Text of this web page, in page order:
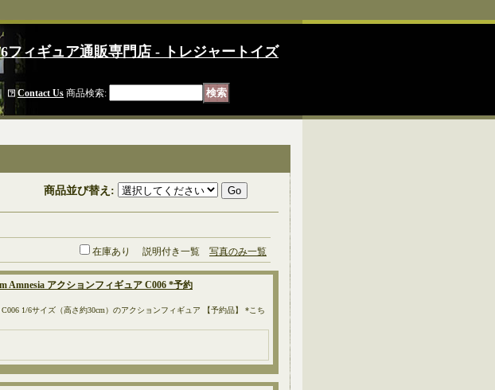
フィギュア通販専門店 - トレジャートイズ
Contact Us 商品検索:
商品並び替え :
在庫あり 説明付き一覧 写真のみ一覧
Amnesia アクションフィギュア C006 *予約
C006 1/6サイズ（高さ約30cm）のアクションフィギュア 【予約品】 *こち